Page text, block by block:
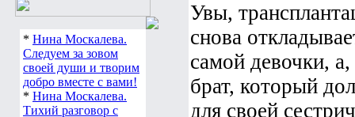
* Нина Москалева.
Следуем за зовом
своей души и творим
добро вместе с вами!
* Нина Москалева.
Тихий разговор с
Увы,
снова
самой девочки,
брат, который
для своей